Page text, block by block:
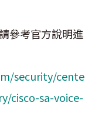
參考官方說明進
security/cente
cisco-sa-voice-